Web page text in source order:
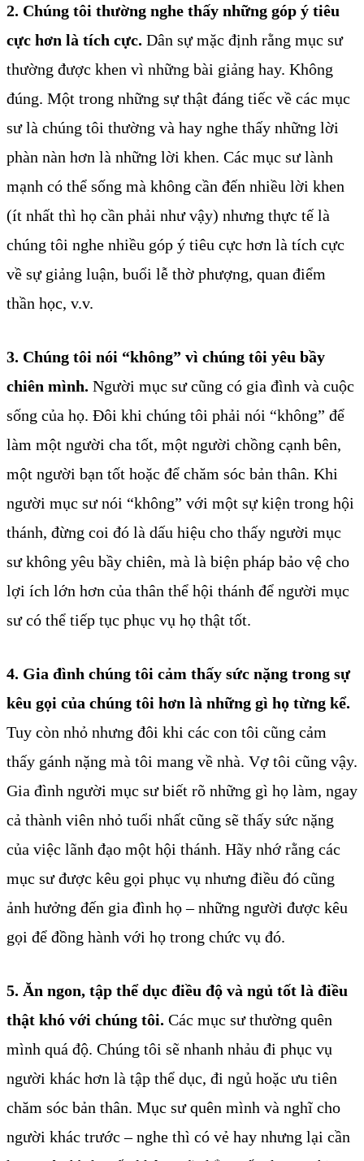
2. Chúng tôi thường nghe thấy những góp ý tiêu
cực hơn là tích cực. Dân sự mặc định rằng mục sư
thường được khen vì những bài giảng hay. Không
đúng. Một trong những sự thật đáng tiếc về các mục
sư là chúng tôi thường và hay nghe thấy những lời
phàn nàn hơn là những lời khen. Các mục sư lành
mạnh có thể sống mà không cần đến nhiều lời khen
(ít nhất thì họ cần phải như vậy) nhưng thực tế là
chúng tôi nghe nhiều góp ý tiêu cực hơn là tích cực
về sự giảng luận, buổi lễ thờ phượng, quan điểm
thần học, v.v.
3. Chúng tôi nói “không” vì chúng tôi yêu bầy
chiên mình. Người mục sư cũng có gia đình và cuộc
sống của họ. Đôi khi chúng tôi phải nói “không” để
làm một người cha tốt, một người chồng cạnh bên,
một người bạn tốt hoặc để chăm sóc bản thân. Khi
người mục sư nói “không” với một sự kiện trong hội
thánh, đừng coi đó là dấu hiệu cho thấy người mục
sư không yêu bầy chiên, mà là biện pháp bảo vệ cho
lợi ích lớn hơn của thân thể hội thánh để người mục
sư có thể tiếp tục phục vụ họ thật tốt.
4. Gia đình chúng tôi cảm thấy sức nặng trong sự
kêu gọi của chúng tôi hơn là những gì họ từng kể.
Tuy còn nhỏ nhưng đôi khi các con tôi cũng cảm
thấy gánh nặng mà tôi mang về nhà. Vợ tôi cũng vậy.
Gia đình người mục sư biết rõ những gì họ làm, ngay
cả thành viên nhỏ tuổi nhất cũng sẽ thấy sức nặng
của việc lãnh đạo một hội thánh. Hãy nhớ rằng các
mục sư được kêu gọi phục vụ nhưng điều đó cũng
ảnh hưởng đến gia đình họ – những người được kêu
gọi để đồng hành với họ trong chức vụ đó.
5. Ăn ngon, tập thể dục điều độ và ngủ tốt là điều
thật khó với chúng tôi. Các mục sư thường quên
mình quá độ. Chúng tôi sẽ nhanh nhảu đi phục vụ
người khác hơn là tập thể dục, đi ngủ hoặc ưu tiên
chăm sóc bản thân. Mục sư quên mình và nghĩ cho
người khác trước – nghe thì có vẻ hay nhưng lại cần